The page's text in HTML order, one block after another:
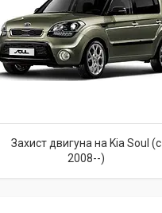
Захист двигуна на Kia Soul (c
2008--)